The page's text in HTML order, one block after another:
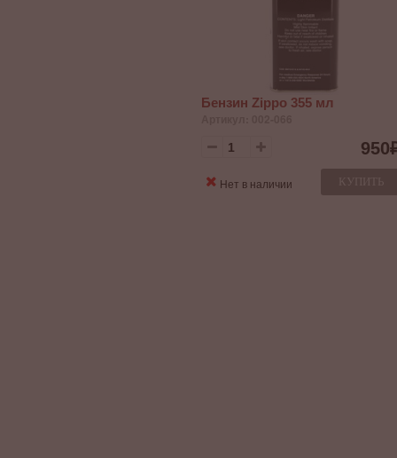
Бензин Zippo 355 мл
950
КУПИТЬ
Нет в наличии